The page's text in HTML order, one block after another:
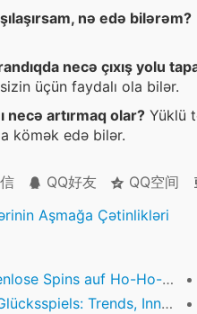
nə edə bilərəm?
necə çıxış yolu
üçün faydalı ola bilər.
necə artırmaq olar? Yüklü
kömək edə bilər.
QQ好友 QQ空间
Aşmağa Çətinlikləri
man sagt, sie seien das Top-Online-Casino je Echtgeld-Spiele
und das ausgewählte Top Casino 2024